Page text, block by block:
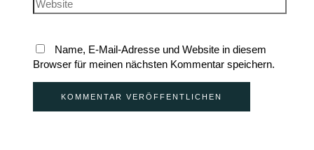
Name, E-Mail-Adresse und Website in diesem
Browser für meinen nächsten Kommentar speichern.